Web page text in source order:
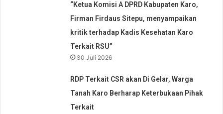
“Ketua Komisi A DPRD Kabupaten Karo,
Firman Firdaus Sitepu, menyampaikan
kritik terhadap Kadis Kesehatan Karo
Terkait RSU”
30 Juli 2026
RDP Terkait CSR akan Di Gelar, Warga
Tanah Karo Berharap Keterbukaan Pihak
Terkait